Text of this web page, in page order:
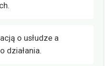
o usłudze a
działania.